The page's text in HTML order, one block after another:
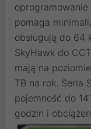
pomaga
obsługują do 64
SkyHawk do
mają na
TB na rok. Seria
pojemność do
godzin i